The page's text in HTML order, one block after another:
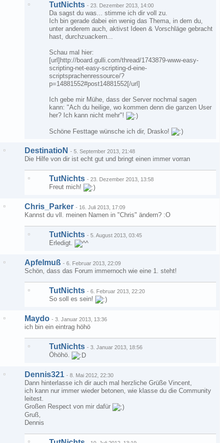
TutNichts - 23. Dezember 2013, 14:00
Da sagst du was... stimme ich dir voll zu.
Ich bin gerade dabei ein wenig das Thema, in dem du,
unter anderem auch, aktivst Ideen & Vorschläge gebracht
hast, durchzuackern...
Schau mal hier:
[url]http://board.gulli.com/thread/1743879-www-easy-
scripting-net-easy-scripting-d-eine-
scriptsprachenressource/?
p=14881552#post14881552[/url]
Ich gebe mir Mühe, dass der Server nochmal sagen
kann: "Ach du heilige, wo kommen denn die ganzen User
her? Ich kann nicht mehr"!
Schöne Festtage wünsche ich dir, Drasko!
DestinatioN - 5. September 2013, 21:48
Die Hilfe von dir ist echt gut und bringt einen immer vorran
TutNichts - 23. Dezember 2013, 13:58
Freut mich!
Chris_Parker - 16. Juli 2013, 17:09
Kannst du vll. meinen Namen in "Chris" ändern? :O
TutNichts - 5. August 2013, 03:45
Erledigt.
Apfelmuß - 6. Februar 2013, 22:09
Schön, dass das Forum immernoch wie eine 1. steht!
TutNichts - 6. Februar 2013, 22:20
So soll es sein!
Maydo - 3. Januar 2013, 13:36
ich bin ein eintrag höhö
TutNichts - 3. Januar 2013, 18:56
Öhöhö.
Dennis321 - 8. Mai 2012, 22:30
Dann hinterlasse ich dir auch mal herzliche Grüße Vincent,
ich kann nur immer wieder betonen, wie klasse du die Community
leitest.
Großen Respect von mir dafür
Gruß,
Dennis